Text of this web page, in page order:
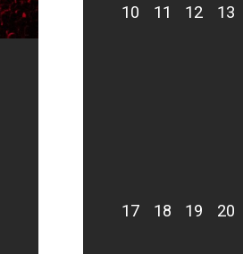
10 11 12 13
17 18 19 20